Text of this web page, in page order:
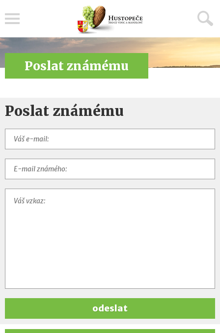
Poslat známému
Poslat známému
odeslat